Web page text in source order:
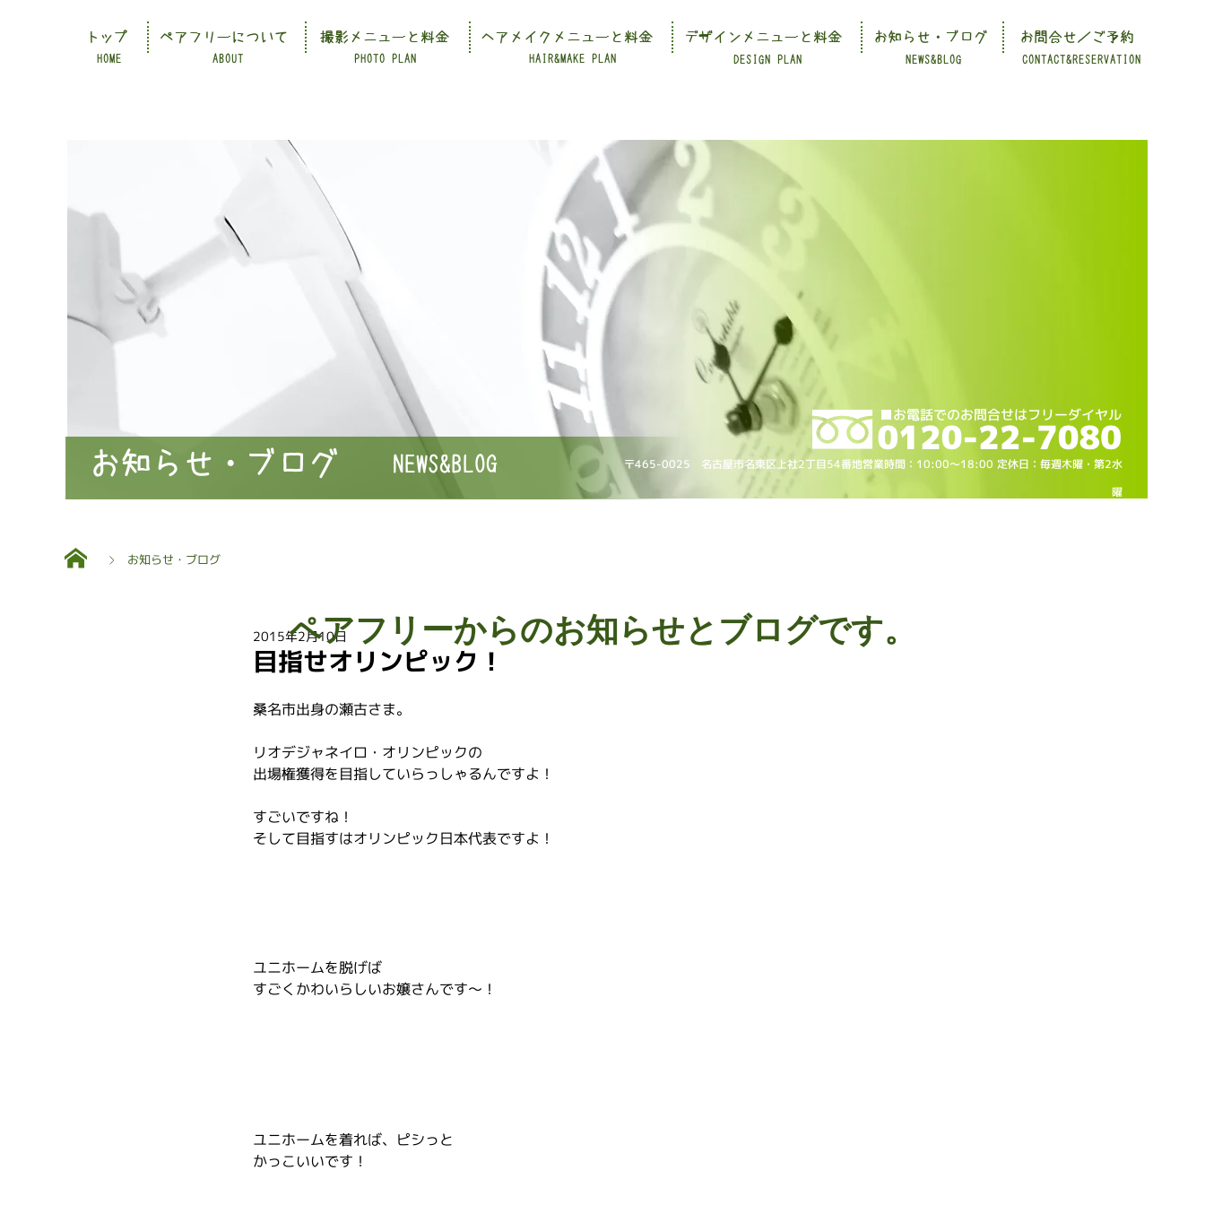
CONTACT&RESERVATION
HOME ABOUT PHOTO PLAN HAIR&MAKE PLAN DESIGN PLAN NEWS&BLOG
トップ ペアフリーについて 撮影メニューと料金 ヘアメイクメニューと料金 デザインメニューと料金 お知らせ・ブログ お問合せ／ご予約
〒465-0025 名古屋市名東区上社2丁目54番地営業時間：10:00～18:00 定休日：毎週木曜・第2水
曜
NEWS&BLOG
お知らせ・ブログ
お知らせ・ブログ
目指せオリンピック！
2015年2月10日
桑名市出身の瀬古さま。
リオデジャネイロ・オリンピックの
出場権獲得を目指していらっしゃるんですよ！
すごいですね！
そして目指すはオリンピック日本代表ですよ！
ユニホームを脱げば
すごくかわいらしいお嬢さんです～！
ユニホームを着れば、ピシっと
かっこいいです！
ペアフリーからのお知らせとブログです。